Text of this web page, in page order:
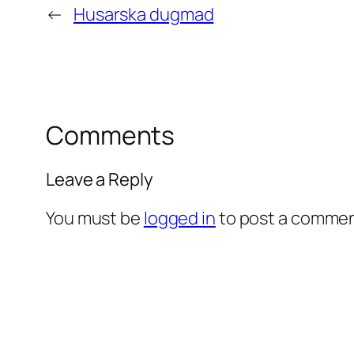
← Husarska dugmad
Comments
Leave a Reply
You must be logged into post a